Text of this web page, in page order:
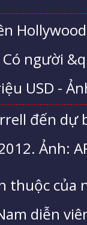
đến dự
Ảnh:
thuộc của
diễn